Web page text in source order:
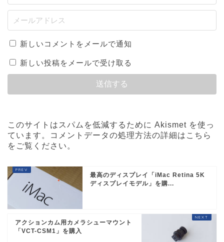
新しいコメントをメールで通知
新しい投稿をメールで受け取る
このサイトはスパムを低減するために Akismet を使っ
ています。
コメントデータの処理方法の詳細はこちら
をご覧ください 。
最高のディスプレイ「iMac Retina 5K
ディスプレイモデル」を購...
アクションカム用カメラシューマウント
「VCT-CSM1」を購入